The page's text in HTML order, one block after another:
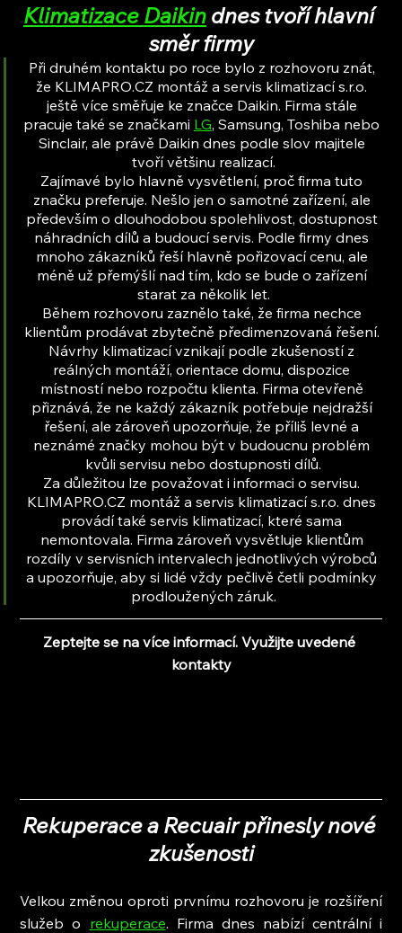
Klimatizace Daikin dnes tvoří hlavní
směr firmy
Při druhém kontaktu po roce bylo z rozhovoru znát,
že KLIMAPRO.CZ montáž a servis klimatizací s.r.o.
ještě více směřuje ke značce Daikin. Firma stále
pracuje také se značkami LG, Samsung, Toshiba nebo
Sinclair, ale právě Daikin dnes podle slov majitele
tvoří většinu realizací.
Zajímavé bylo hlavně vysvětlení, proč firma tuto
značku preferuje. Nešlo jen o samotné zařízení, ale
především o dlouhodobou spolehlivost, dostupnost
náhradních dílů a budoucí servis. Podle firmy dnes
mnoho zákazníků řeší hlavně pořizovací cenu, ale
méně už přemýšlí nad tím, kdo se bude o zařízení
starat za několik let.
Během rozhovoru zaznělo také, že firma nechce
klientům prodávat zbytečně předimenzovaná řešení.
Návrhy klimatizací vznikají podle zkušeností z
reálných montáží, orientace domu, dispozice
místností nebo rozpočtu klienta. Firma otevřeně
přiznává, že ne každý zákazník potřebuje nejdražší
řešení, ale zároveň upozorňuje, že příliš levné a
neznámé značky mohou být v budoucnu problém
kvůli servisu nebo dostupnosti dílů.
Za důležitou lze považovat i informaci o servisu.
KLIMAPRO.CZ montáž a servis klimatizací s.r.o. dnes
provádí také servis klimatizací, které sama
nemontovala. Firma zároveň vysvětluje klientům
rozdíly v servisních intervalech jednotlivých výrobců
a upozorňuje, aby si lidé vždy pečlivě četli podmínky
prodloužených záruk.
Zeptejte se na více informací. Využijte uvedené
kontakty
Rekuperace a Recuair přinesly nové
zkušenosti
Velkou změnou oproti prvnímu rozhovoru je rozšíření
služeb o rekuperace. Firma dnes nabízí centrální i